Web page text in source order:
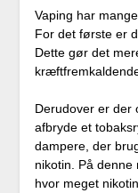
Vaping har
For det første er
Dette gør det
Derudover er der
afbryde et
dampere, der
nikotin. På denne
hvor meget